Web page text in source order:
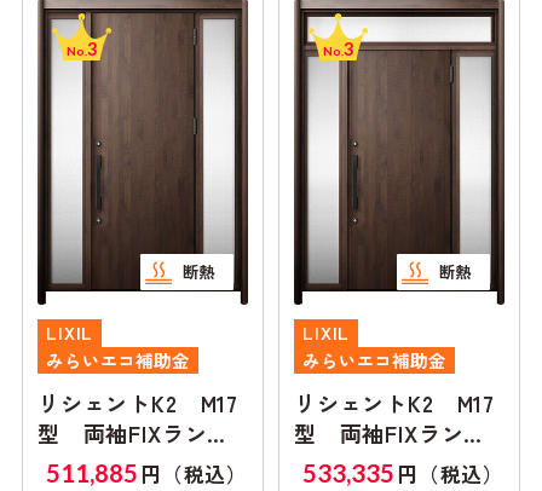
No. 3
断熱
LIXIL
みらいエコ補助金
リシェントK2 M17
型 両袖FIXランマ
無し
511,885 円（税込）
No. 3
断熱
LIXIL
みらいエコ補助金
リシェントK2 M17
型 両袖FIXランマ
付き
533,335 円（税込）